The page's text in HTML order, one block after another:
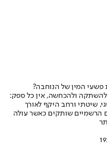
פשעי המין של הנוחבה?
להשתקה ולהכחשה, אין כל ספק:
שיטתי ורחב היקף לאורך
הרשמיים שותקים כאשר עולה